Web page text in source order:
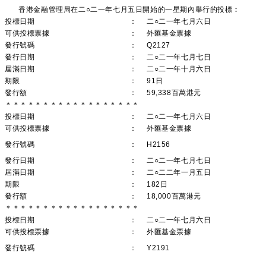
香港金融管理局在二○二一年七月五日開始的一星期內舉行的投標︰
投標日期
：
二○二一年七月六日
可供投標票據
：
外匯基金票據
發行號碼
：
Q2127
發行日期
：
二○二一年七月七日
屆滿日期
：
二○二一年十月六日
期限
：
91日
發行額
：
59,338百萬港元
＊＊＊＊＊＊＊＊＊＊＊＊＊＊＊＊＊＊
投標日期
：
二○二一年七月六日
可供投標票據
：
外匯基金票據
發行號碼
：
H2156
發行日期
：
二○二一年七月七日
屆滿日期
：
二○二二年一月五日
期限
：
182日
發行額
：
18,000百萬港元
＊＊＊＊＊＊＊＊＊＊＊＊＊＊＊＊＊＊
投標日期
：
二○二一年七月六日
可供投標票據
：
外匯基金票據
發行號碼
： Y2191